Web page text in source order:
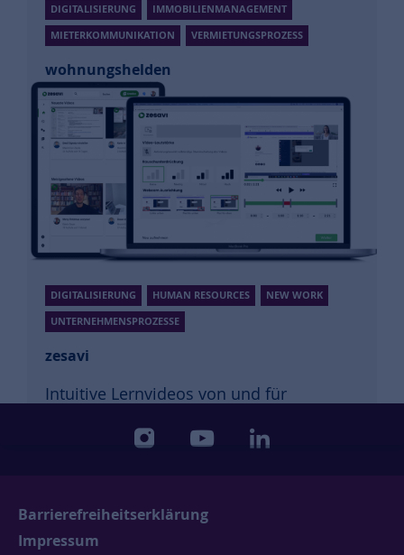
DIGITALISIERUNG
IMMOBILIENMANAGEMENT
MIETERKOMMUNIKATION
VERMIETUNGSPROZESS
wohnungshelden
Digitalisierung und Optimierung des
Vermietungsprozesses
Mehr Informationen
DIGITALISIERUNG HUMAN RESOURCES
NEW WORK
UNTERNEHMENSPROZESSE
zesavi
Intuitive Lernvideos von und für
instagramyoutubelinkedin
Barrierefreiheitserklärung
Impressum